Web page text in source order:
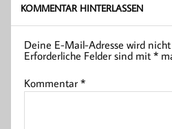
KOMMENTAR HINTERLASSEN
Deine E-Mail-Adresse wird
Erforderliche Felder sind mit*
Kommentar*